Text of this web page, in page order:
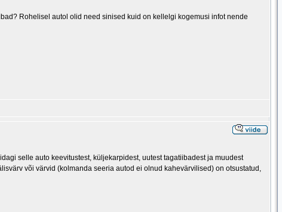
Rohelisel autol olid need sinised kuid on kellelgi kogemusi infot nende
selle auto keevitustest, küljekarpidest, uutest tagatiibadest ja muudest
või värvid (kolmanda seeria autod ei olnud kahevärvilised) on otsustatud,